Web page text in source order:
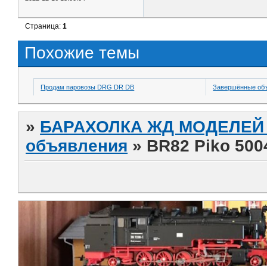
Страница:1
Похожие темы
Продам паровозы DRG DR DB Завершённые
» БАРАХОЛКА ЖД МОДЕЛЕЙ
объявления » BR82 Piko